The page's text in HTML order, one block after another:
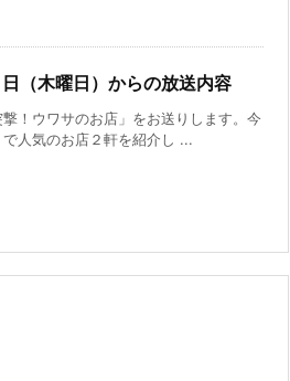
日（木曜日）からの放送内容
！ウワサのお店」をお送りします。今
で人気のお店２軒を紹介し ...